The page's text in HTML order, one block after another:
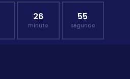
26
minuto
54
segundo